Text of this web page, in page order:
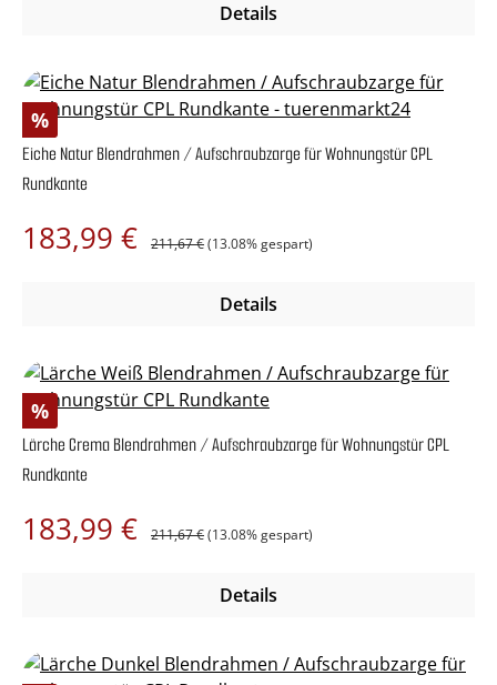
Details
Rabatt
%
Eiche Natur Blendrahmen / Aufschraubzarge für Wohnungstür CPL
Rundkante
Verkaufspreis:
183,99 €
211,67 €(13.08% gespart)
Details
Rabatt
%
Lärche Crema Blendrahmen / Aufschraubzarge für Wohnungstür CPL
Rundkante
Verkaufspreis:
183,99 €
211,67 €(13.08% gespart)
Details